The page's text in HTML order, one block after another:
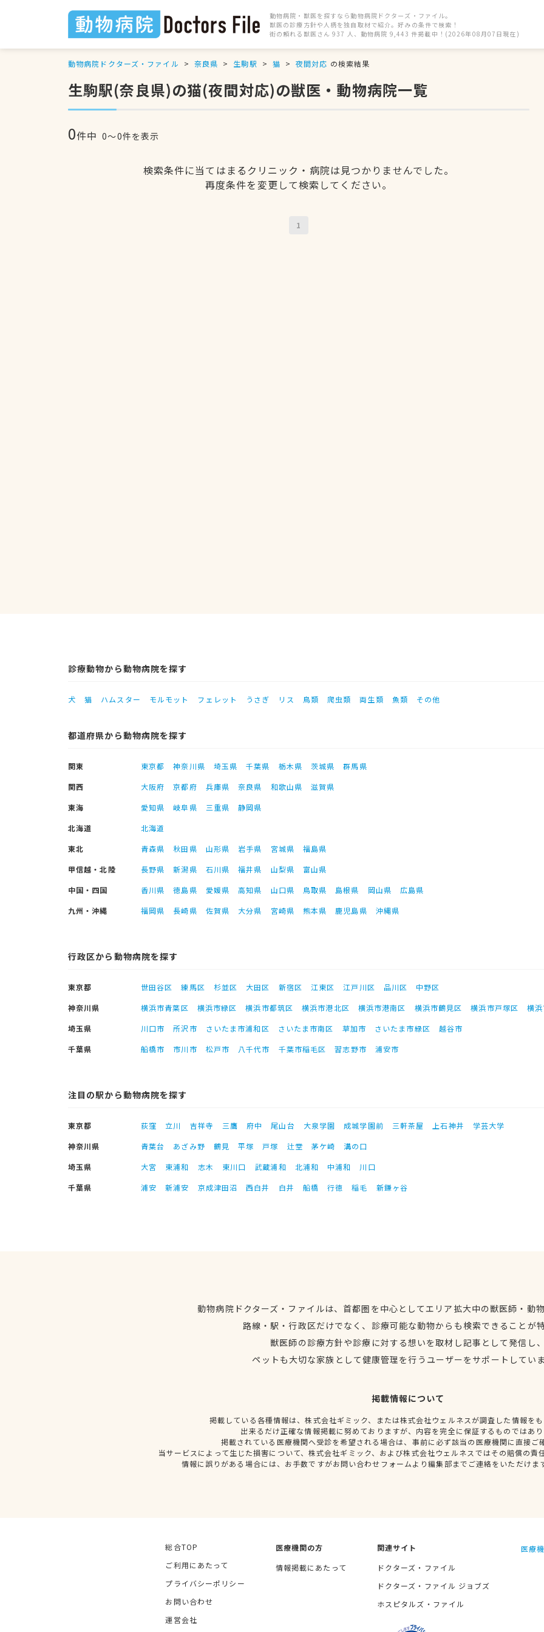
動物病院・獣医を探すなら動物病院ドクターズ・ファイル。
獣医の診療方針や人柄を独自取材で紹介。好みの条件で検索！
街の頼れる獣医さん 937 人、動物病院 9,443 件掲載中！(2026年08月07日現在)
動物病院ドクターズ・ファイル 奈良県 生駒駅 猫 夜間対応 の検索結果
生駒駅(奈良県)の猫(夜間対応)の獣医・動物病院一覧
0件中 0〜0件を表示
検索条件に当てはまるクリニック・病院は見つかりませんでした。
再度条件を変更して検索してください。
1
診療動物から動物病院を探す
犬 猫 ハムスター モルモット フェレット うさぎ リス 鳥類 爬虫類 両生類 魚類 その他
都道府県から動物病院を探す
関東 東京都 神奈川県 埼玉県 千葉県 栃木県 茨城県
群馬県
関西
大阪府 京都府 兵庫県 奈良県 和歌山県
滋賀県
東海
愛知県 岐阜県 三重県
静岡県
北海道
北海道
東北
青森県 秋田県 山形県 岩手県 宮城県
福島県
甲信越・北陸
長野県 新潟県 石川県 福井県 山梨県
富山県
中国・四国
香川県 徳島県 愛媛県 高知県 山口県 鳥取県 島根県 岡山県
広島県
九州・沖縄
福岡県 長崎県 佐賀県 大分県 宮崎県 熊本県 鹿児島県 沖縄県
行政区から動物病院を探す
東京都 世田谷区 練馬区 杉並区 大田区 新宿区 江東区 江戸川区 品川区
中野区
神奈川県
横浜市青葉区 横浜市緑区 横浜市都筑区 横浜市港北区 横浜市港南区 横浜市鶴見区 横浜市戸塚区
横
埼玉県
川口市 所沢市 さいたま市浦和区 さいたま市南区 草加市 さいたま市緑区
越谷市
千葉県
船橋市 市川市 松戸市 八千代市 千葉市稲毛区 習志野市 浦安市
注目の駅から動物病院を探す
東京都 荻窪 立川 吉祥寺 三鷹 府中 尾山台 大泉学園 成城学園前 三軒茶屋 上石神井
学芸大学
神奈川県
青葉台 あざみ野 鶴見 平塚 戸塚 辻堂 茅ケ崎
溝の口
埼玉県
大宮 東浦和 志木 東川口 武蔵浦和 北浦和 中浦和
川口
千葉県
浦安 新浦安 京成津田沼 西白井 白井 船橋 行徳 稲毛 新鎌ヶ谷
動物病院ドクターズ・ファイルは、首都圏を中心としてエリア拡大中の獣医師・動
路線・駅・行政区だけでなく、診療可能な動物からも検索できることが
獣医師の診療方針や診療に対する想いを取材し記事として発信し
ペットも大切な家族として健康管理を行うユーザーをサポートしてい
掲載情報について
掲載している各種情報は、株式会社ギミック、または株式会社ウェルネスが調査した情報を
出来るだけ正確な情報掲載に努めておりますが、内容を完全に保証するものではあ
掲載されている医療機関へ受診を希望される場合は、事前に必ず該当の医療機関に直接ご
当サービスによって生じた損害について、株式会社ギミック、および株式会社ウェルネスではその賠償の責
情報に誤りがある場合には、お手数ですがお問い合わせフォームより編集部までご連絡をいただけま
総合TOP
ご利用にあたって
プライバシーポリシー
お問い合わせ
運営会社
医療機関の方
情報掲載にあたって
関連サイト
ドクターズ・ファイル
ドクターズ・ファイル ジョブズ
ホスピタルズ・ファイル
医療